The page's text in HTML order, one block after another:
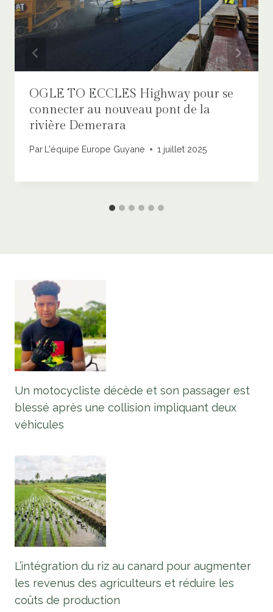
OGLE TO ECCLES Highway pour se
connecter au nouveau pont de la
rivière Demerara
Par L'équipe Europe Guyane 1 juillet 2025
Un motocycliste décède et son passager est
blessé après une collision impliquant deux
véhicules
L’intégration du riz au canard pour augmenter
les revenus des agriculteurs et réduire les
coûts de production